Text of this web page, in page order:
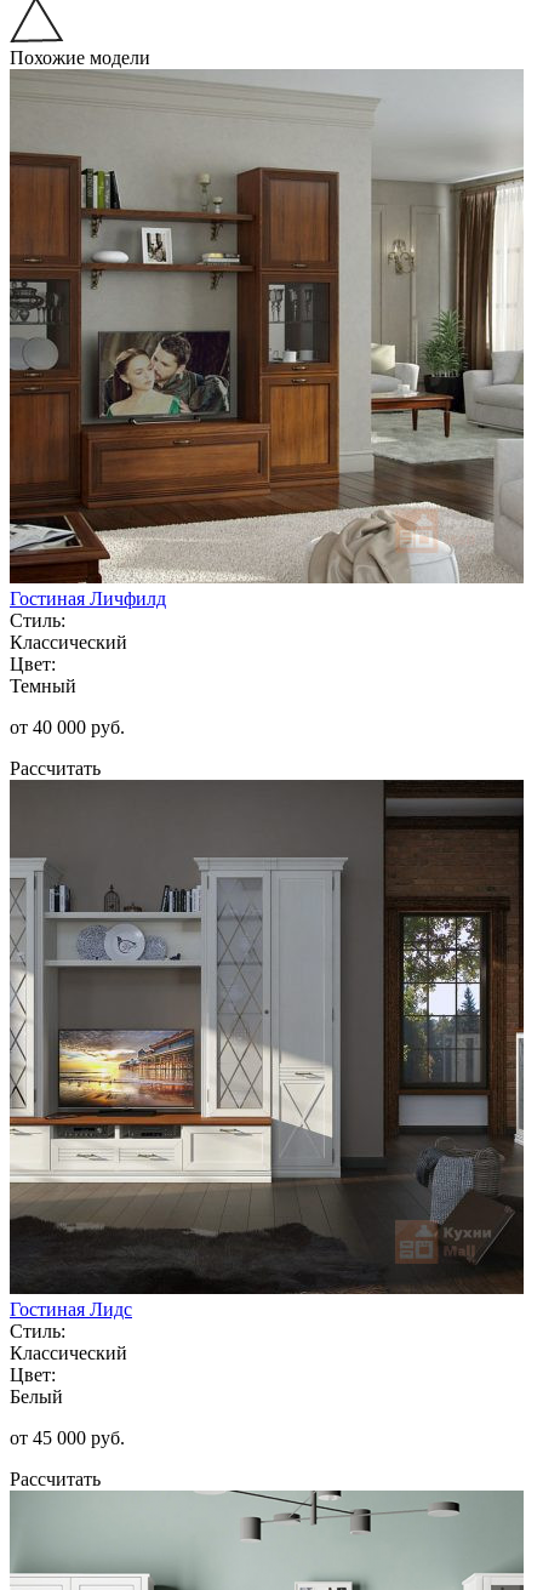
Похожие модели
Гостиная Личфилд
Стиль:
Классический
Цвет:
Темный
от 40 000 руб.
Рассчитать
Гостиная Лидс
Стиль:
Классический
Цвет:
Белый
от 45 000 руб.
Рассчитать